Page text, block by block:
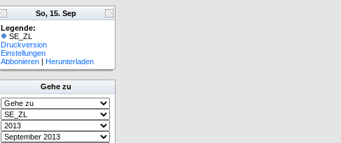
So, 15. Sep
Legende:
SE_ZL
Druckversion
Einstellungen
Abbonieren | Herunterladen
Gehe zu